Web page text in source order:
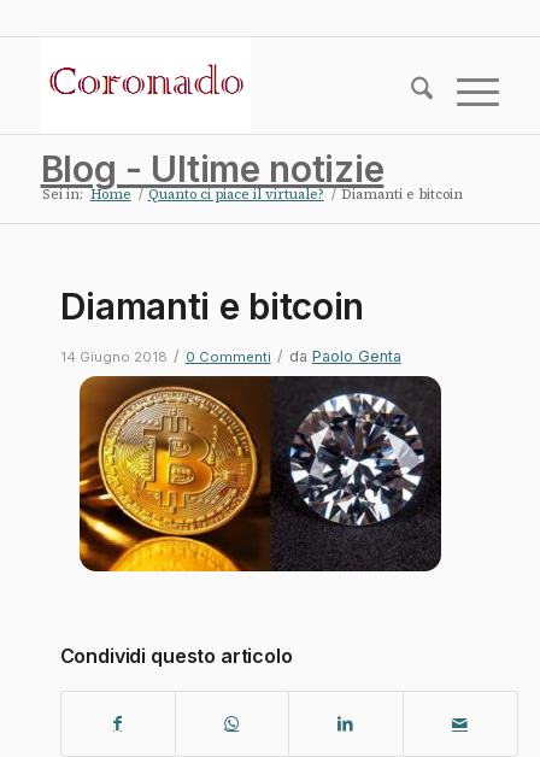
Blog - Ultime notizie
Sei in: Home / Quanto ci piace il virtuale? / Diamanti e bitcoin
Diamanti e bitcoin
14 Giugno 2018 / 0 Commenti / da Paolo Genta
Condividi questo articolo